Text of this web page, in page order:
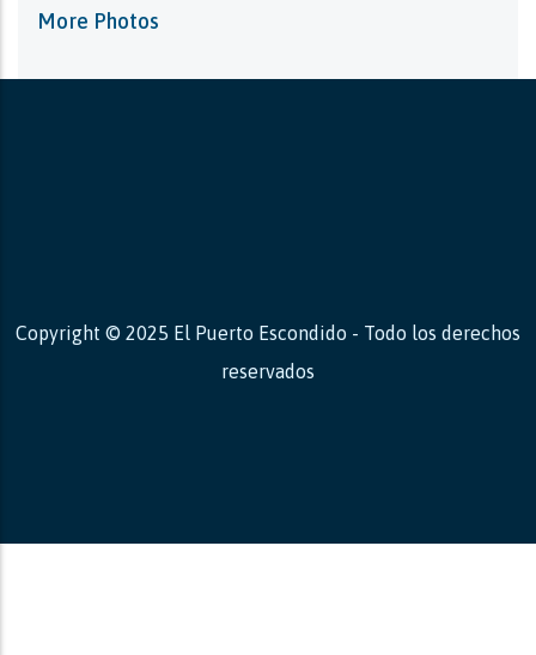
More Photos
Copyright © 2025 El Puerto Escondido - Todo los derechos
reservados